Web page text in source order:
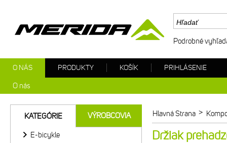
Hlavná Strana >
Držiak
KATEGÓRIE VÝROBCOVIA
E-bicykle
Podrobné
O NÁS
O nás
PRODUKTY KOŠÍK PRIHLÁSENIE